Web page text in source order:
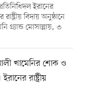
ইরানের
বিদায় অনুষ্ঠানে
গ্র্যান্ড মোসাল্লায়, ৩
খামেনির শোক ও
রাষ্ট্রীয়